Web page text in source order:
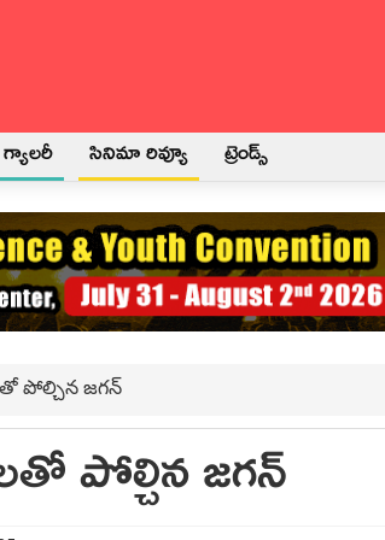
సినిమా రివ్యూ ట్రెండ్స్
పోల్చిన జగన్
పోల్చిన జగన్